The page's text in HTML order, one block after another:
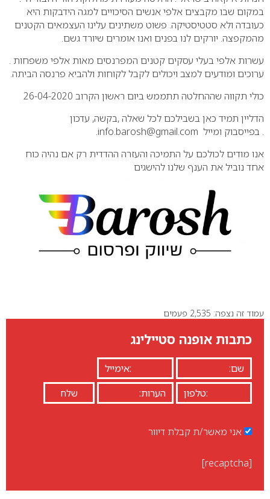
במקום שבו מקבצים אלפי אנשים הסיכויים למגה הידבקות היא
כעובדה ולא סטטיסטיקה. פשוט משתינים עלינו העצמאים הקטנים
מהמקפצה. יורקים לנו בפנים ואנו אומרים שיורד גשם.
עשרות אלפי בעלי עסקים קטנים המפרנסים מאות אלפי משפחות .
ערוכים ומודעים למצב ויכולים לקבל לקוחות ולהביא פרנסה הביתה.
כולי תקווה שההחלטה תתממש ביום ראשון הקרוב 26-04-2020
הדליין תמיד כאן בשבילכם לכל שאלה ,בקשה, עדכון
. בפייסבוק ומייל info.barosh@gmail.com.
אנו מודים לכולכם על התמיכה והעזרה ההדדית רק אם נהיה כוח
אחד נוביל את הענף שלנו להישגים
עמוד זה נצפה: 2,535 פעמים
כתבות אופנה סטיילינג
אני מאשר/ת קבלת דיוור
[recaptcha]